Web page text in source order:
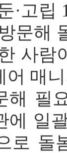
·고립
문해
사람
어 매
해 필
에 일
로 돌